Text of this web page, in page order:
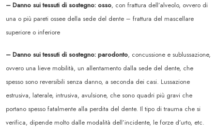
– Danno sui tessuti di sostegno: osso, con frattura dell’alveolo, ovvero di
una o più pareti ossee della sede del dente – frattura del mascellare
superiore o inferiore
– Danno sui tessuti di sostegno: parodonto, concussione e sublussazione,
ovvero una lieve mobilità, un allentamento dalla sede del dente, che
spesso sono reversibili senza danno, a seconda dei casi. Lussazione
estrusiva, laterale, intrusiva, avulsione, che sono quadri più gravi che
portano spesso fatalmente alla perdita del dente. Il tipo di trauma che si
verifica, dipende molto dalle modalità dell’incidente, le forze d’urto, etc.